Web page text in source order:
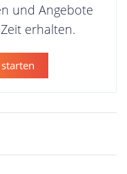
und Angebote
erhalten.